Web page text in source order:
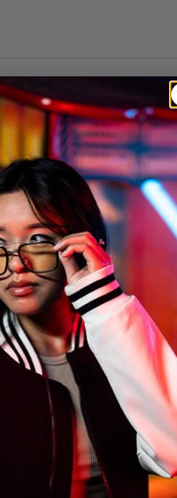
den führenden Experten
Clear (blockiert 35 % blaues
sein.